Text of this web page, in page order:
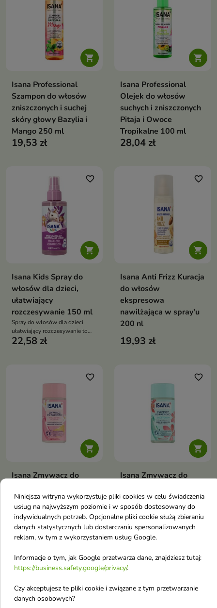

Isana Professional
Szampon do włosów
zniszczonych i suchej
skóry głowy Bazylia i
Mango 250 ml
19,53 zł

Isana Professional
Olejek do włosów
suchych i zniszczonych
Pitaja i Owoce
Tropikalne 100 ml
28,04 zł

favorite_border
Isana Kids Spray do
włosów dla dzieci,
ułatwiający
rozczesywanie 150 ml
Spray do włosów dla dzieci
ułatwiający rozczesywanie to
delikatny kosmetyk bez
codzienna pielęgnacja staje się
szybka i przyjemna
22,58 zł

favorite_border
Isana Anti Frizz Kuracja
do włosów
ekspresowa
nawilżająca w spray'u
200 nl
19,93 zł

favorite_border
Isana Zmywacz do
125
Zmywacz do paznokci szybkie i
delikatne usuwanie lakieru
pielęgnuje płytkę cytrusowy
zapach odpowiedni także do
9,74 zł

favorite_border
Isana Zmywacz do
migdałowym 125 ml
Zmywacz do paznokci szybkie i
dokładne usuwanie lakieru
pielęgnacja z emolientem świeży
owocowy zapach bez zbędnego
8,95 zł
favorite_border favorite_border
Niniejsza witryna wykorzystuje pliki cookies w celu świadczenia
usług na najwyższym poziomie i w sposób dostosowany do
indywidualnych potrzeb. Opcjonalne pliki cookie służą zbieraniu
danych statystycznych lub dostarczaniu spersonalizowanych
reklam, w tym z wykorzystaniem usług Google.
Informacje o tym, jak Google przetwarza dane, znajdziesz tutaj:
https://business.safety.google/privacy/.
Czy akceptujesz te pliki cookie i związane z tym przetwarzanie
danych osobowych?